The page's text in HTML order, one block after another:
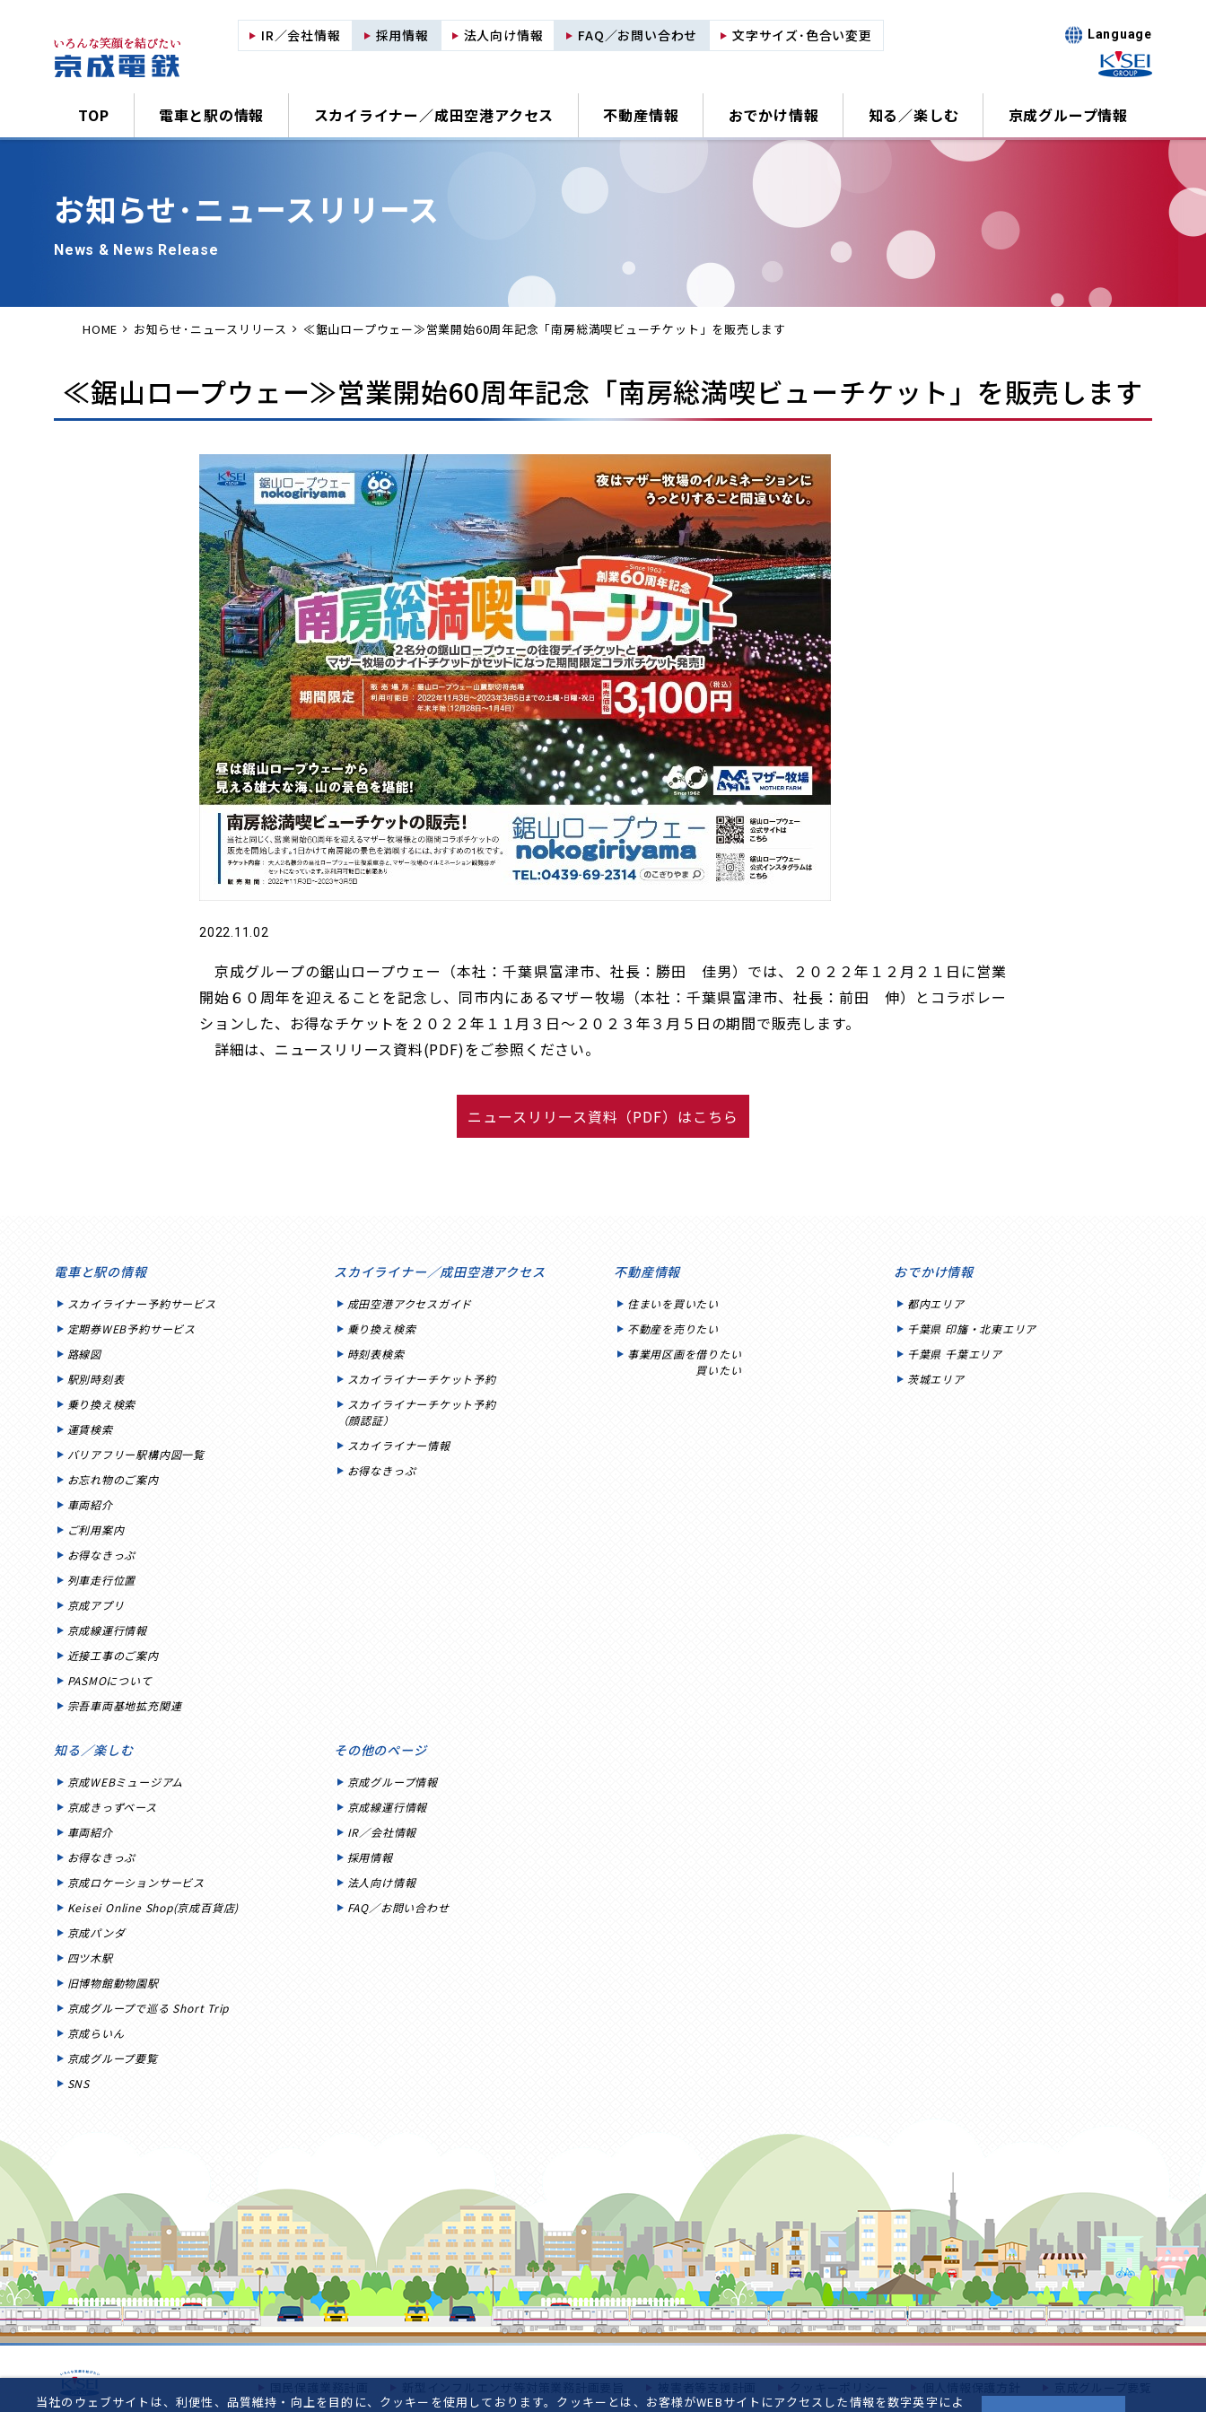
IR／会社情報 採用情報 法人向け情報 FAQ／お問い合わせ 文字サイズ･色合い変更 Language
TOP 電車と駅の情報 スカイライナー／成田空港アクセス 不動産情報 おでかけ情報 知る／楽しむ 京成グループ情報
お知らせ･ニュースリリース
News & News Release
HOME お知らせ･ニュースリリース ≪鋸山ロープウェー≫営業開始60周年記念「南房総満喫ビューチケット」を販売します
≪鋸山ロープウェー≫営業開始60周年記念「南房総満喫ビューチケット」を販売します
2022.11.02
京成グループの鋸山ロープウェー（本社：千葉県富津市、社長：勝田 佳男）では、２０２２年１２月２１日に営業
開始６０周年を迎えることを記念し、同市内にあるマザー牧場（本社：千葉県富津市、社長：前田 伸）とコラボレー
ションした、お得なチケットを２０２２年１１月３日～２０２３年３月５日の期間で販売します。
詳細は、ニュースリリース資料(PDF)をご参照ください。
ニュースリリース資料（PDF）はこちら
電車と駅の情報
スカイライナー予約サービス
定期券WEB予約サービス
路線図
駅別時刻表
乗り換え検索
運賃検索
バリアフリー駅構内図一覧
お忘れ物のご案内
車両紹介
ご利用案内
お得なきっぷ
列車走行位置
京成アプリ
京成線運行情報
近接工事のご案内
PASMOについて
宗吾車両基地拡充関連
スカイライナー／成田空港アクセス
成田空港アクセスガイド
乗り換え検索
時刻表検索
スカイライナーチケット予約
スカイライナーチケット予約
（顔認証）
スカイライナー情報
お得なきっぷ
不動産情報
住まいを買いたい
不動産を売りたい
事業用区画を借りたい
買いたい
おでかけ情報
都内エリア
千葉県 印旛・北東エリア
千葉県 千葉エリア
茨城エリア
知る／楽しむ
京成WEBミュージアム
京成きっずベース
車両紹介
お得なきっぷ
京成ロケーションサービス
Keisei Online Shop(京成百貨店)
京成パンダ
四ツ木駅
旧博物館動物園駅
京成グループで巡る Short Trip
京成らいん
京成グループ要覧
SNS
その他のページ
京成グループ情報
京成線運行情報
IR／会社情報
採用情報
法人向け情報
FAQ／お問い合わせ
当社のウェブサイトは、利便性、品質維持・向上を目的に、クッキーを使用しております。クッキーとは、お客様がWEBサイトにアクセスした情報を数字英字によ